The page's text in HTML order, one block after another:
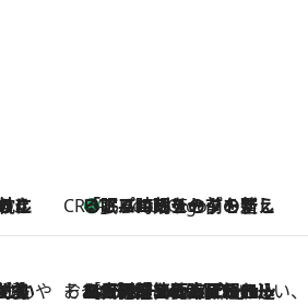
CREA'S CHOICE
5 Hours Ago
「眠る時刻をセットする」——眠りの前を整える、バルミューダの新しいアプローチ
そおだよおこの関西おいしい、おやつ紀行
2026.8.9
［大阪府箕面市］一皿一皿目の前で仕上げられる、料理を巧みに組み込んだアシェットデセールコース「ミチル アシェット デセール（Michiru assiette dessert）」